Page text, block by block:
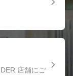
店舗にご